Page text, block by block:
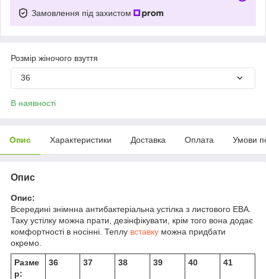
Замовлення під захистом
Розмір жіночого взуття
36
В наявності
Опис Характеристики Доставка Оплата Умови
Опис
Опис:
Всередині знімнна антибактеріальна устілка з листового ЕВА.
Таку устілку можна прати, дезінфікувати, крім того вона додає
комфортності в носінні. Теплу вставку можна придбати
окремо.
Разме
р:
36 37 38 39 40 41